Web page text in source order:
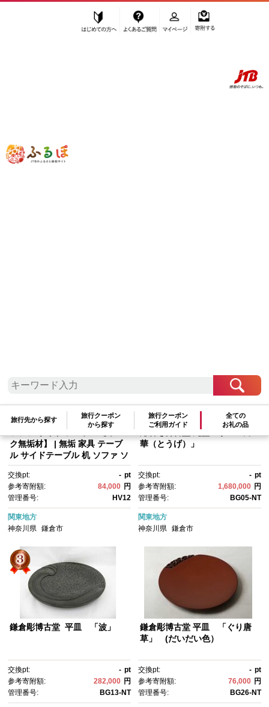
ふるぽ JTBのふるさと納税サイト
旅行先から探す
旅行クーポン
から探す
旅行クーポン
ご利用ガイド
全ての
お礼の品
”インテリア・絵画” 神奈川県
ソファ サイド テーブル【オー
ク無垢材】 | 無垢 家具 テーブ
ル サイドテーブル 机 ソファ ソ
交換pt: - pt
参考寄附額:
84,000 円
管理番号:
HV12
関東地方
神奈川県
鎌倉市
鎌倉彫博古堂 丸盆・小皿「刀
華（とうげ）」
交換pt: - pt
参考寄附額:
1,680,000 円
管理番号:
BG05-NT
関東地方
神奈川県 鎌倉市
鎌倉彫博古堂 平皿 「波」
交換pt: - pt
参考寄附額:
282,000 円
管理番号:
BG13-NT
鎌倉彫博古堂 平皿 「ぐり唐
草」 (だいだい色）
交換pt: - pt
参考寄附額:
76,000 円
管理番号:
BG26-NT